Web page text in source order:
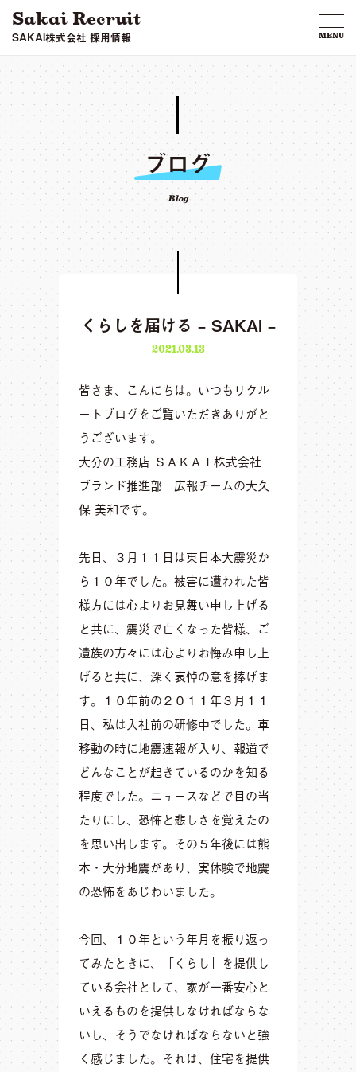
Sakai Recruit
SAKAI株式会社 採用情報 MENU
ブログ
Blog
くらしを届ける – SAKAI –
2021.03.13
皆さま、こんにちは。いつもリクル
ートブログをご覧いただきありがと
うございます。
大分の工務店 ＳＡＫＡＩ株式会社
ブランド推進部 広報チームの大久
保 美和です。
先日、３月１１日は東日本大震災か
ら１０年でした。被害に遭われた皆
様方には心よりお見舞い申し上げる
と共に、震災で亡くなった皆様、ご
遺族の方々には心よりお悔み申し上
げると共に、深く哀悼の意を捧げま
す。１０年前の２０１１年３月１１
日、私は入社前の研修中でした。車
移動の時に地震速報が入り、報道で
どんなことが起きているのかを知る
程度でした。ニュースなどで目の当
たりにし、恐怖と悲しさを覚えたの
を思い出します。その５年後には熊
本・大分地震があり、実体験で地震
の恐怖をあじわいました。
今回、１０年という年月を振り返っ
てみたときに、「くらし」を提供し
ている会社として、家が一番安心と
いえるものを提供しなければならな
いし、そうでなければならないと強
く感じました。それは、住宅を提供